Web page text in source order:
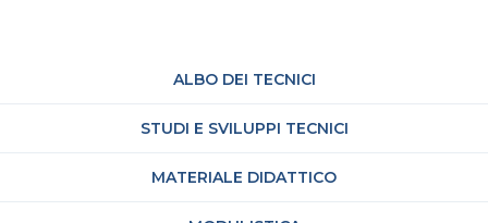
ALBO DEI TECNICI
STUDI E SVILUPPI TECNICI
MATERIALE DIDATTICO